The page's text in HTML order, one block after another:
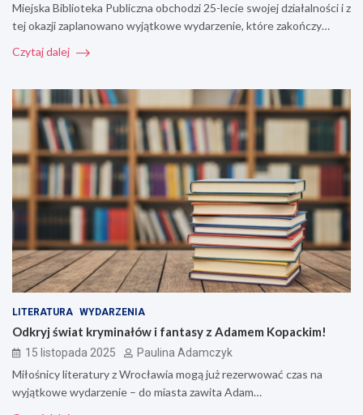
Miejska Biblioteka Publiczna obchodzi 25-lecie swojej działalności i z
tej okazji zaplanowano wyjątkowe wydarzenie, które zakończy…
Czytaj dalej
LITERATURA WYDARZENIA
Odkryj świat kryminałów i fantasy z Adamem Kopackim!
15 listopada 2025 Paulina Adamczyk
Miłośnicy literatury z Wrocławia mogą już rezerwować czas na
wyjątkowe wydarzenie – do miasta zawita Adam…